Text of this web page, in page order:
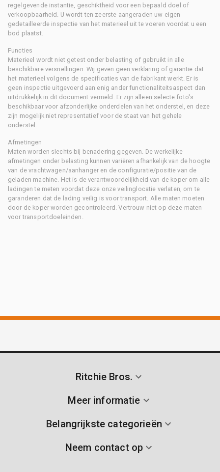
regelgevende instantie, geschiktheid voor een bepaald doel of
verkoopbaarheid. U wordt ten zeerste aangeraden uw eigen
gedetailleerde inspectie van het materieel uit te voeren voordat u een
bod plaatst.
Functies
Materieel wordt niet getest onder belasting of gebruikt in alle
beschikbare versnellingen. Wij geven geen verklaring of garantie dat
het materieel volgens de specificaties van de fabrikant werkt. Er is
geen inspectie uitgevoerd aan enig ander functionaliteitsaspect dan
uitdrukkelijk in dit document vermeld. Er zijn alleen selecte foto's
beschikbaar voor afzonderlijke onderdelen van het onderstel, en deze
zijn mogelijk niet representatief voor de staat van het gehele
onderstel.
Afmetingen
Maten worden slechts bij benadering gegeven. De werkelijke
afmetingen onder belasting kunnen variëren afhankelijk van de hoogte
van de vrachtwagen/aanhanger en de configuratie/positie van de
geladen machine. Het is de verantwoordelijkheid van de koper om alle
ladingen te meten voordat deze onze veilinglocatie verlaten, om te
garanderen dat de lading veilig is voor transport. Alle maten moeten
door de koper worden gecontroleerd. Vertrouw niet op deze maten
voor transportdoeleinden.
Ritchie Bros.
Meer informatie
Belangrijkste categorieën
Neem contact op